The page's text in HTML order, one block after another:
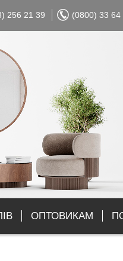
256 21 39 (0800) 33 64
ОПТОВИКАМ